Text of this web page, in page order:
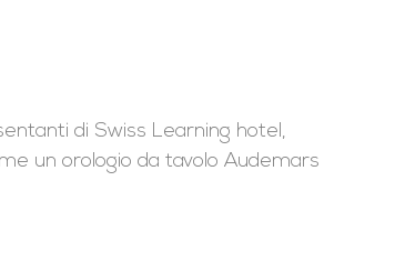
di Swiss Learning hotel,
un orologio da tavolo Audemars